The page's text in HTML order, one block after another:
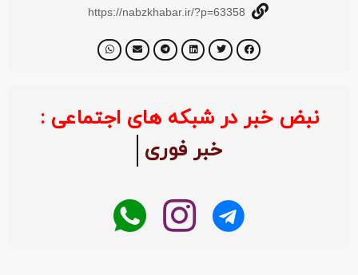
https://nabzkhabar.ir/?p=63358
نبض خبر در شبکه های اجتماعی :
خبر فوری